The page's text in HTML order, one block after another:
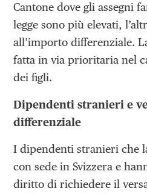
Cantone dove gli assegni
legge sono più elevati,
all’importo differenziale.
fatta in via prioritaria nel
dei figli.
Dipendenti stranieri e
differenziale
I dipendenti stranieri che
con sede in Svizzera e
diritto di richiedere il